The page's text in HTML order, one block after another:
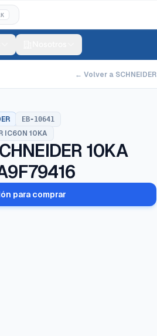
K
← Volver a SCHNEIDER
EB-10641
IC60N 10KA
10KA
para comprar